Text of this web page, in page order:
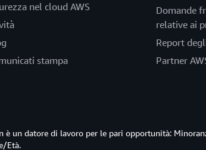
nel cloud AWS
stampa
Domande
relative ai
Report
Partner
è un datore di lavoro per le pari opportunità:
Età.